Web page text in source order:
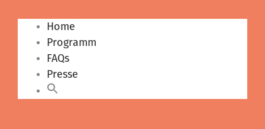
Home
Programm
FAQs
Presse